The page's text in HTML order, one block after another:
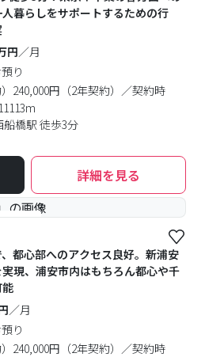
暮らしをサポートするための行
円／月
り
240,000円（2年契約）／契約時
船橋駅 徒歩3分
詳細を見る
アあり
都心部へのアクセス良好。新浦安
現、浦安市内はもちろん都心や千
／月
り
240,000円（2年契約）／契約時